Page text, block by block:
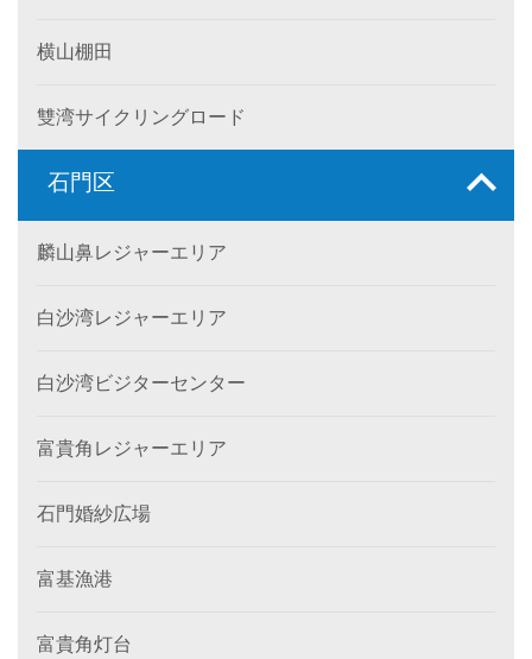
横山棚田
雙湾サイクリングロード
石門区
麟山鼻レジャーエリア
白沙湾レジャーエリア
白沙湾ビジターセンター
富貴角レジャーエリア
石門婚紗広場
富基漁港
富貴角灯台